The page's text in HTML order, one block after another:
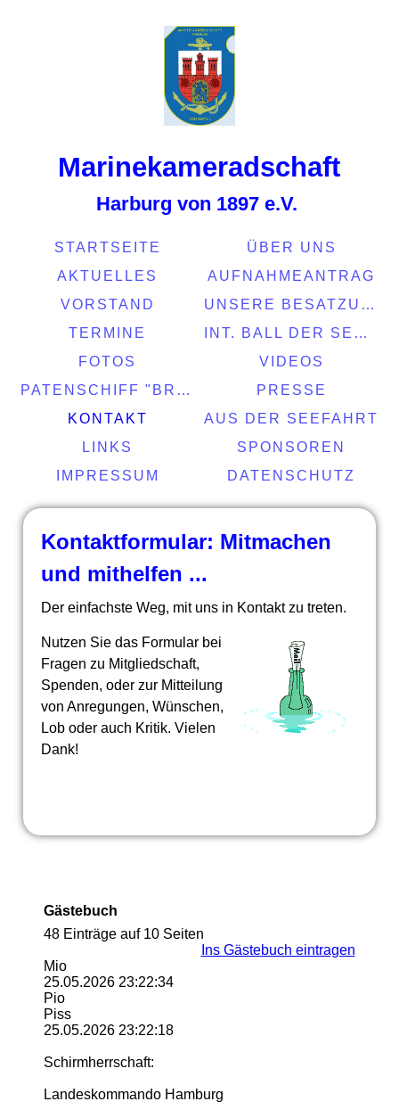
Marinekameradschaft
Harburg von 1897 e.V.
STARTSEITE
ÜBER UNS
AKTUELLES
AUFNAHMEANTRAG
VORSTAND
UNSERE BESATZUNG
TERMINE
INT. BALL DER SEEFAHRT 2022
FOTOS
VIDEOS
PATENSCHIFF "BRASIL"
PRESSE
KONTAKT
AUS DER SEEFAHRT
LINKS
SPONSOREN
IMPRESSUM
DATENSCHUTZ
Kontaktformular: Mitmachen
und mithelfen ...
Der einfachste Weg, mit uns in Kontakt zu treten.
Nutzen Sie das Formular bei
Fragen zu Mitgliedschaft,
Spenden, oder zur Mitteilung
von Anregungen, Wünschen,
Lob oder auch Kritik. Vielen
Dank!
Gästebuch
48 Einträge auf 10 Seiten
Ins Gästebuch eintragen
Mio
25.05.2026 23:22:34
Pio
Piss
25.05.2026 23:22:18
Schirmherrschaft:
Landeskommando Hamburg